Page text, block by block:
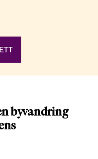
byvandring